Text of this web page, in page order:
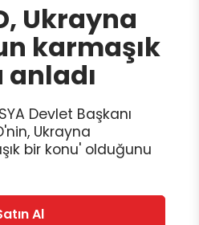
Ukrayna
karmaşık
Devlet Başkanı
Ukrayna
bir konu' olduğunu
Al